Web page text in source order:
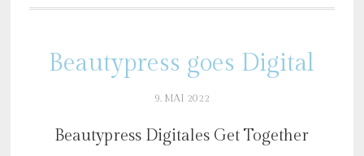
Beautypress goes Digital
9. MAI 2022
Beautypress Digitales Get Together